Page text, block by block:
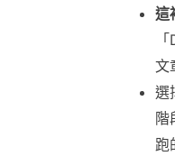
這
文
選
階
跑